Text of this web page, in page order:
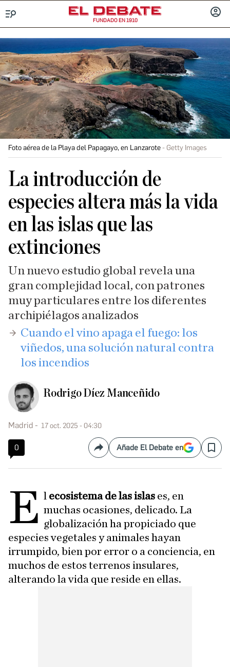
FUNDADO EN 1910
Foto aérea de la Playa del Papagayo, en Lanzarote Getty Images
La introducción de
especies altera más la vida
en las islas que las
extinciones
Un nuevo estudio global revela una
gran complejidad local, con patrones
muy particulares entre los diferentes
archipiélagos analizados
​​Cuando el vino apaga el fuego: los
viñedos, una solución natural contra
los incendios
Rodrigo Díez Manceñido
Madrid 17 oct. 2025 - 04:30
0 CompartirAñade El Debate en Save
E l ecosistema de las islas es, en
muchas ocasiones, delicado. La
globalización ha propiciado que
especies vegetales y animales hayan
irrumpido, bien por error o a conciencia, en
muchos de estos terrenos insulares,
alterando la vida que reside en ellas.